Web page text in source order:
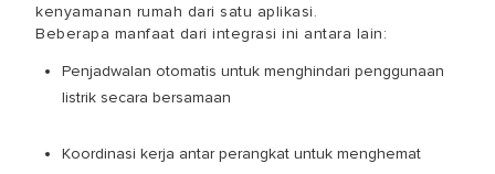
kenyamanan rumah dari satu aplikasi.
Beberapa manfaat dari integrasi ini antara lain:
Penjadwalan otomatis untuk menghindari penggunaan
listrik secara bersamaan
Koordinasi kerja antar perangkat untuk menghemat